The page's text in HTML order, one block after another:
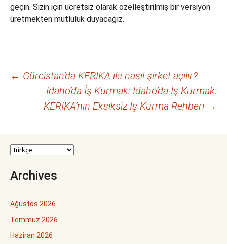
geçin. Sizin için ücretsiz olarak özelleştirilmiş bir versiyon
üretmekten mutluluk duyacağız.
Yazı
dolaşımı
← Gürcistan’da KERIKA ile nasıl şirket açılır?
Idaho’da İş Kurmak: Idaho’da İş Kurmak:
KERIKA’nın Eksiksiz İş Kurma Rehberi →
Archives
Ağustos 2026
Temmuz 2026
Haziran 2026